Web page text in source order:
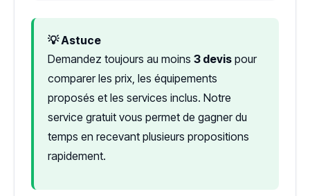
💡 Astuce
Demandez toujours au moins 3 devis pour
comparer les prix, les équipements
proposés et les services inclus. Notre
service gratuit vous permet de gagner du
temps en recevant plusieurs propositions
rapidement.